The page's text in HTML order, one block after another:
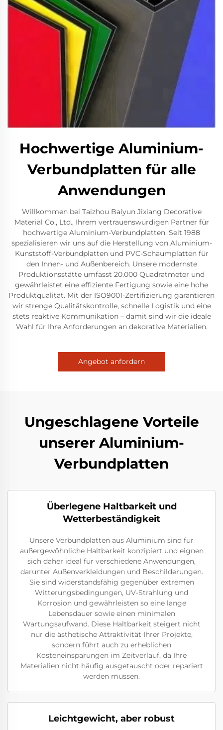
Hochwertige Aluminium-
Verbundplatten für alle
Anwendungen
Willkommen bei Taizhou Baiyun Jixiang Decorative
Material Co., Ltd., Ihrem vertrauenswürdigen Partner für
hochwertige Aluminium-Verbundplatten. Seit 1988
spezialisieren wir uns auf die Herstellung von Aluminium-
Kunststoff-Verbundplatten und PVC-Schaumplatten für
den Innen- und Außenbereich. Unsere modernste
Produktionsstätte umfasst 20.000 Quadratmeter und
gewährleistet eine effiziente Fertigung sowie eine hohe
Produktqualität. Mit der ISO9001-Zertifizierung garantieren
wir strenge Qualitätskontrolle, schnelle Logistik und eine
stets reaktive Kommunikation – damit sind wir die ideale
Wahl für Ihre Anforderungen an dekorative Materialien.
Angebot anfordern
Ungeschlagene Vorteile
unserer Aluminium-
Verbundplatten
Überlegene Haltbarkeit und
Wetterbeständigkeit
Unsere Verbundplatten aus Aluminium sind für
außergewöhnliche Haltbarkeit konzipiert und eignen
sich daher ideal für verschiedene Anwendungen,
darunter Außenverkleidungen und Beschilderungen.
Sie sind widerstandsfähig gegenüber extremen
Witterungsbedingungen, UV-Strahlung und
Korrosion und gewährleisten so eine lange
Lebensdauer sowie einen minimalen
Wartungsaufwand. Diese Haltbarkeit steigert nicht
nur die ästhetische Attraktivität Ihrer Projekte,
sondern führt auch zu erheblichen
Kosteneinsparungen im Zeitverlauf, da Ihre
Materialien nicht häufig ausgetauscht oder repariert
werden müssen.
Leichtgewicht, aber robust